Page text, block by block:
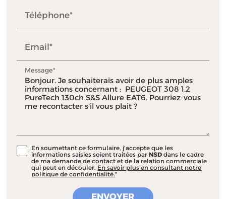
Téléphone*
Email*
Message*
En soumettant ce formulaire, j'accepte que les
informations saisies soient traitées par NSD dans le cadre
de ma demande de contact et de la relation commerciale
qui peut en découler. En savoir plus en consultant notre
politique de confidentialité.*